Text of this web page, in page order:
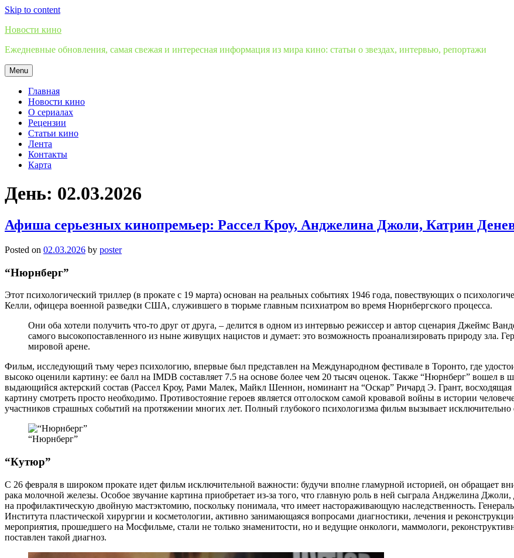
Skip to content
Новости кино
Ежедневные обновления, самая свежая и интересная информация из мира кино: статьи о звездах, интервью, репортажи
Menu
Главная
Новости кино
О сериалах
Рецензии
Статьи кино
Лента
Контакты
Карта
День: 02.03.2026
Афиша серьезных кинопремьер: Рассел Кроу, Анджелина Джоли, Катрин
Posted on 02.03.2026 by poster
“Нюрнберг”
Этот психологический триллер (в прокате с 19 марта) основан на реальных событиях 1946 года, повествующих о
Келли, офицера военной разведки США, служившего в тюрьме главным психиатром во время Нюрнбергского процесса.
Они оба хотели получить что-то друг от друга, – делится в одном из интервью режиссер и автор сценария Джеймс
самого высокопоставленного из ныне живущих нацистов и думает: это возможность проанализировать природу зла.
мировой арене.
Фильм, исследующий тьму через психологию, впервые был представлен на Международном фестивале в Торонто, где
высоко оценили картину: ее балл на IMDB составляет 7.5 на основе более чем 20 тысяч оценок. Также “Нюрнберг” вошел в
выдающийся актерский состав (Рассел Кроу, Рами Малек, Майкл Шеннон, номинант на “Оскар” Ричард Э. Грант, восходящая
картину смотреть просто необходимо. Противостояние героев является отголоском самой кровавой войны в истории
участников страшных событий на протяжении многих лет. Полный глубокого психологизма фильм вызывает
“Нюрнберг”
“Кутюр”
С 26 февраля в широком прокате идет фильм исключительной важности: будучи вполне гламурной историей, он обращает
рака молочной железы. Особое звучание картина приобретает из-за того, что главную роль в ней сыграла Анджелина Джоли,
на профилактическую двойную мастэктомию, поскольку понимала, что имеет настораживающую наследственность.
Института пластической хирургии и косметологии, активно занимающаяся вопросами диагностики, лечения и
мероприятия, прошедшего на Мосфильме, стали не только знаменитости, но и ведущие онкологи, маммологи,
поставлен такой диагноз.